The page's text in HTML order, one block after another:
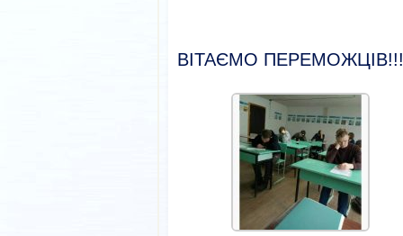
ВІТАЄМО ПЕРЕМОЖЦІВ!!!